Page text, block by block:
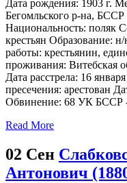
Дата рождения: 1903 г.
Бегомльского р-на,
Национальность: поляк
крестьян Образование:
работы: крестьянин,
проживания: Витебская
Дата расстрела: 16
пресечения: арестован
Обвинение: 68 УК БССР -
Read More
02 Сен
Антонович